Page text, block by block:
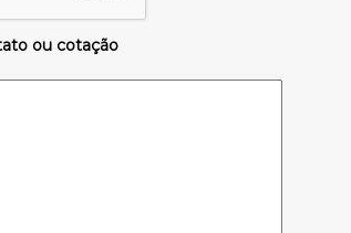
ou cotação